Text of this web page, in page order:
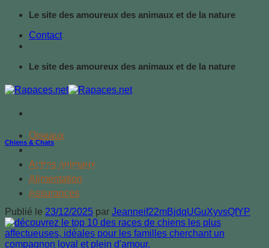
Passer
contenu
Le site des amoureux des animaux et de la nature
Contact
Le site des amoureux des animaux et de la nature
Oiseaux
Autres animaux
Alimentation
Assurances
Chiens & Chats
Top 10 des races de chiens les plus
affectueuses
Publié le 23/12/2025 par Jeanneif22mBjdqUGuXyvsQfYP